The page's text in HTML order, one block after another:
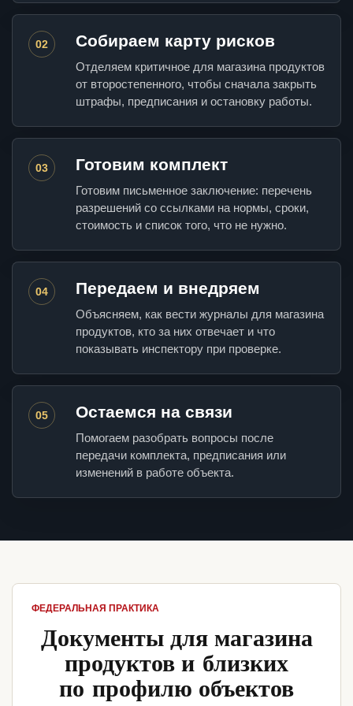
02 Собираем карту рисков
Отделяем критичное для магазина продуктов
от второстепенного, чтобы сначала закрыть
штрафы, предписания и остановку работы.
03 Готовим комплект
Готовим письменное заключение: перечень
разрешений со ссылками на нормы, сроки,
стоимость и список того, что не нужно.
04 Передаем и внедряем
Объясняем, как вести журналы для магазина
продуктов, кто за них отвечает и что
показывать инспектору при проверке.
05 Остаемся на связи
Помогаем разобрать вопросы после
передачи комплекта, предписания или
изменений в работе объекта.
ФЕДЕРАЛЬНАЯ ПРАКТИКА
Документы для магазина
продуктов и близких
по профилю объектов